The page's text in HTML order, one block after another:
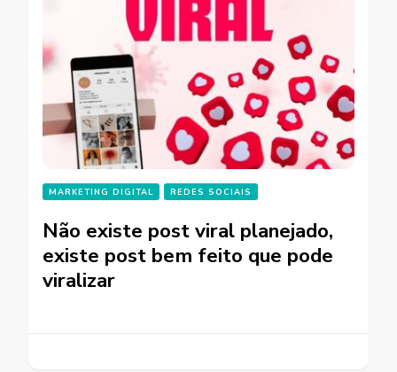
MARKETING DIGITAL REDES SOCIAIS
Não existe post viral planejado,
existe post bem feito que pode
viralizar